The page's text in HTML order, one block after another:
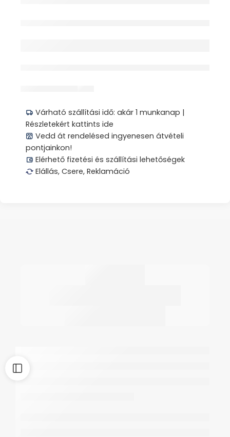
Várható szállítási idő: akár 1 munkanap |
Részletekért kattints ide
Vedd át rendelésed ingyenesen átvételi
pontjainkon!
Elérhető fizetési és szállítási lehetőségek
Elállás, Csere, Reklamáció